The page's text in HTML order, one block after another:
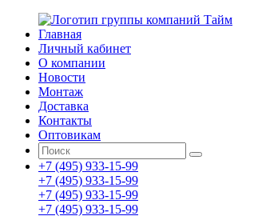
Главная
Личный кабинет
О компании
Новости
Монтаж
Доставка
Контакты
Оптовикам
+7 (495) 933-15-99
+7 (495) 933-15-99
+7 (495) 933-15-99
+7 (495) 933-15-99